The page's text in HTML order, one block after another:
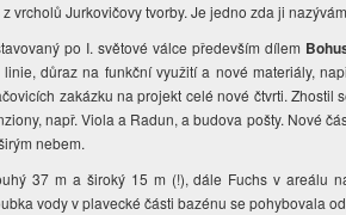
vrcholů Jurkovičovy tvorby. Je jedno zda ji
po I. světové válce především dílem
důraz na funkční využití a nové materiály,
zakázku na projekt celé nové čtvrti. Zhostil
např. Viola a Radun, a budova pošty. Nové
nebem.
37 m a široký 15 m (!), dále Fuchs v areálu
vody v plavecké části bazénu se pohybovala